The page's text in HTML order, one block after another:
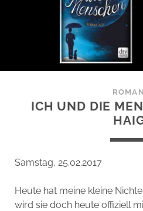
ICH UND DIE
Samstag, 25.02.2017
Heute hat meine kleine
wird sie doch heute offiziell